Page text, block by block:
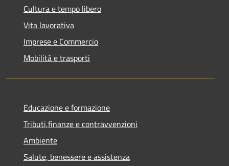
Cultura e tempo libero
Vita lavorativa
Imprese e Commercio
Mobilità e trasporti
Educazione e formazione
Tributi,finanze e contravvenzioni
Ambiente
Salute, benessere e assistenza